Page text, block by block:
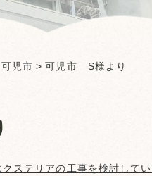
可児市 >可児市 S様より
ステリアの工事を検討して